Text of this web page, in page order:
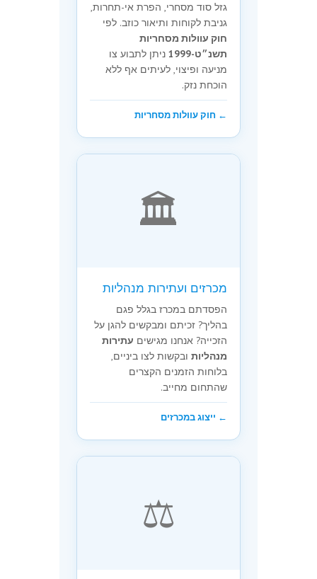
גזל סוד מסחרי, הפרת אי-תחרות,
גניבת לקוחות ותיאור כוזב. לפי
חוק עוולות מסחריות
תשנ״ט-1999
ניתן לתבוע צו
מניעה ופיצוי, לעיתים אף ללא
הוכחת נזק.
← חוק עוולות מסחריות
🏛️
מכרזים ועתירות מנהליות
הפסדתם במכרז בגלל פגם
בהליך? זכיתם ומבקשים להגן על
הזכייה? אנחנו מגישים עתירות
מנהליות ובקשות לצו ביניים,
בלוחות הזמנים הקצרים
שהתחום מחייב.
← ייצוג במכרזים
⚖️